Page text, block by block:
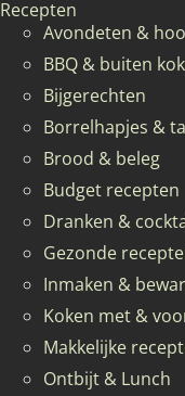
Recepten
Avondeten &
BBQ & buiten
Bijgerechten
Borrelhapjes &
Brood & beleg
Budget recepten
Dranken &
Gezonde
Inmaken &
Koken met &
Makkelijke
Ontbijt & Lunch